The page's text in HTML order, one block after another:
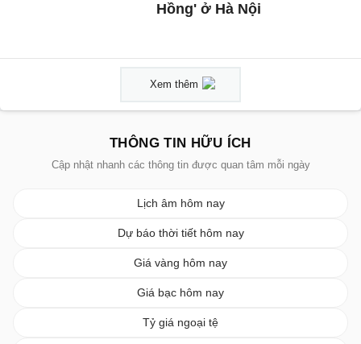
Hồng' ở Hà Nội
Xem thêm
THÔNG TIN HỮU ÍCH
Cập nhật nhanh các thông tin được quan tâm mỗi ngày
Lịch âm hôm nay
Dự báo thời tiết hôm nay
Giá vàng hôm nay
Giá bạc hôm nay
Tỷ giá ngoại tệ